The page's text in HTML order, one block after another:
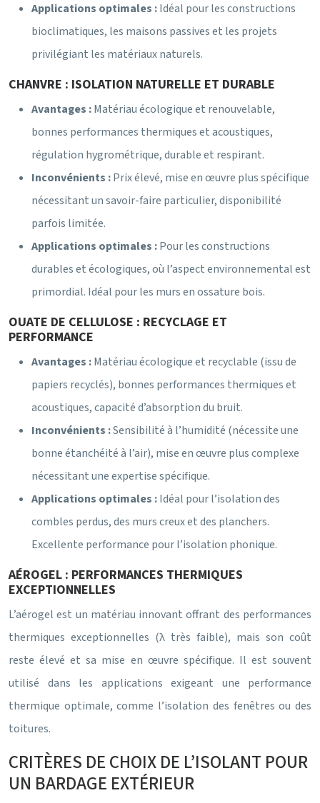
Applications optimales :Idéal pour les constructions
bioclimatiques, les maisons passives et les projets
privilégiant les matériaux naturels.
CHANVRE : ISOLATION NATURELLE ET DURABLE
Avantages :Matériau écologique et renouvelable,
bonnes performances thermiques et acoustiques,
régulation hygrométrique, durable et respirant.
Inconvénients :Prix élevé, mise en œuvre plus spécifique
nécessitant un savoir-faire particulier, disponibilité
parfois limitée.
Applications optimales :Pour les constructions
durables et écologiques, où l’aspect environnemental est
primordial. Idéal pour les murs en ossature bois.
OUATE DE CELLULOSE : RECYCLAGE ET
PERFORMANCE
Avantages :Matériau écologique et recyclable (issu de
papiers recyclés), bonnes performances thermiques et
acoustiques, capacité d’absorption du bruit.
Inconvénients :Sensibilité à l’humidité (nécessite une
bonne étanchéité à l’air), mise en œuvre plus complexe
nécessitant une expertise spécifique.
Applications optimales :Idéal pour l’isolation des
combles perdus, des murs creux et des planchers.
Excellente performance pour l’isolation phonique.
AÉROGEL : PERFORMANCES THERMIQUES
EXCEPTIONNELLES
L’aérogel est un matériau innovant offrant des performances
thermiques exceptionnelles (λ très faible), mais son coût
reste élevé et sa mise en œuvre spécifique. Il est souvent
utilisé dans les applications exigeant une performance
thermique optimale, comme l’isolation des fenêtres ou des
toitures.
CRITÈRES DE CHOIX DE L’ISOLANT POUR
UN BARDAGE EXTÉRIEUR